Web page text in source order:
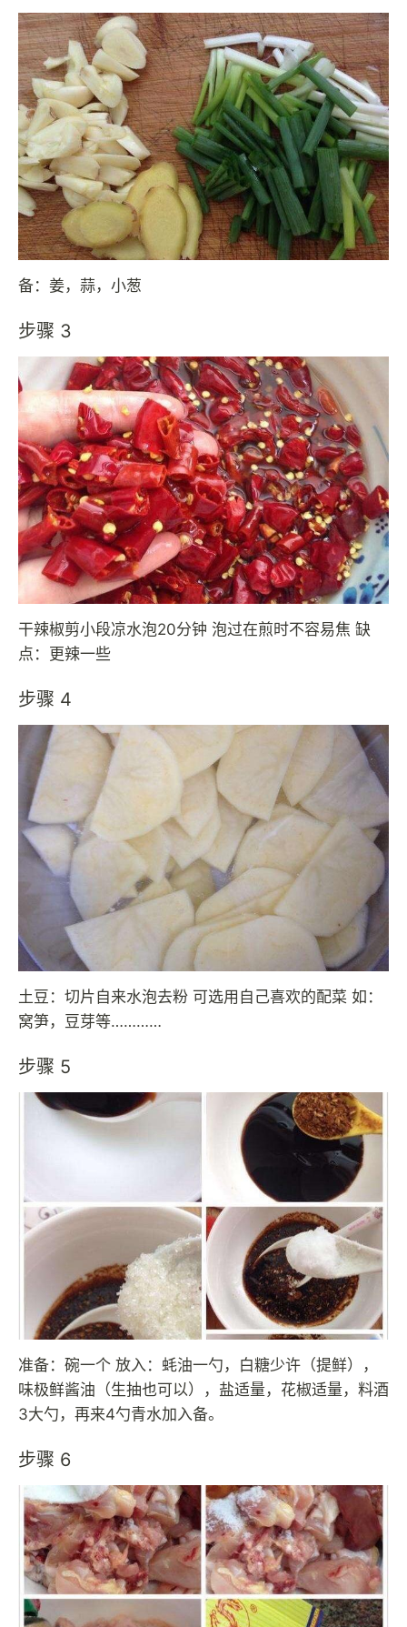
备：姜，蒜，小葱
步骤 3
干辣椒剪小段凉水泡20分钟 泡过在煎时不容易焦 缺
点：更辣一些
步骤 4
土豆：切片自来水泡去粉 可选用自己喜欢的配菜 如：
窝笋，豆芽等…………
步骤 5
准备：碗一个 放入：蚝油一勺，白糖少许（提鲜），
味极鲜酱油（生抽也可以），盐适量，花椒适量，料酒
3大勺，再来4勺青水加入备。
步骤 6